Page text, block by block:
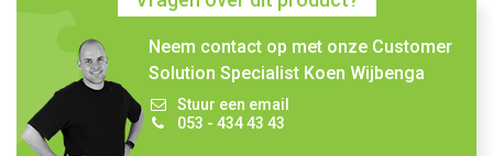
Neem contact op met onze Customer
Solution Specialist Koen Wijbenga
Stuur een email
053 - 434 43 43